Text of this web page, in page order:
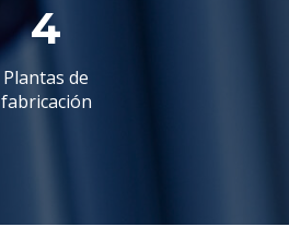
4
Plantas de
fabricación